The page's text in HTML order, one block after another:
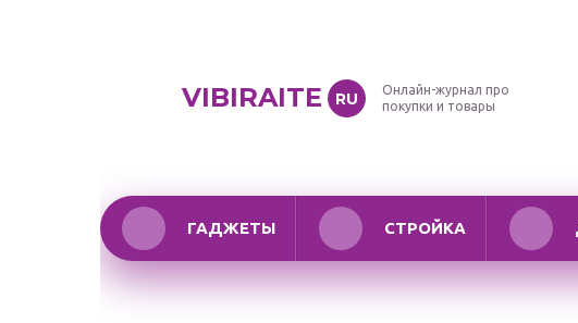
VIBIRAITE RU
Онлайн-журнал про
покупки и товары
ГАДЖЕТЫ СТРОЙКА